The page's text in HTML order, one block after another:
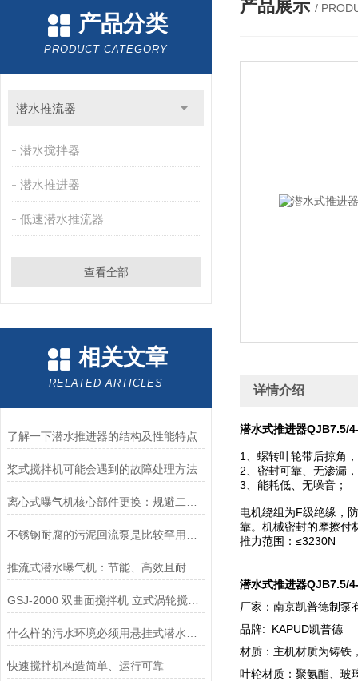
产品分类
PRODUCT CATEGORY
潜水推流器
潜水搅拌器
潜水推进器
低速潜水推流器
查看全部
相关文章
RELATED ARTICLES
了解一下潜水推进器的结构及性能特点
桨式搅拌机可能会遇到的故障处理方法
推流式潜水曝气机：节能、高效且耐用的水处理设备
GSJ-2000 双曲面搅拌机 立式涡轮搅拌器应用范围
快速搅拌机构造简单、运行可靠
产品展示 /
详情介绍
潜水式推进器QJB7.5/
1、螺转叶轮带后掠角
2、密封可靠、无渗漏
3、能耗低、无噪音；
电机绕组为F级绝缘，
靠。机械密封的摩擦付
推力范围：≤3230N
潜水式推进器QJB7.5/
厂家：南京凯普德制泵
品牌: KAPUD凯普德
材质：主机材质为铸铁
叶轮材质：聚氨酯、玻